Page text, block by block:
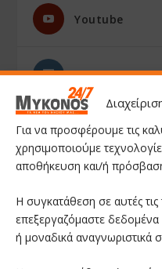
Για να προσφέρουμε τις
χρησιμοποιούμε
αποθήκευση και/ή
Η συγκατάθεση σε αυτές τις
επεξεργαζόμαστε
ή μοναδικά αναγνωριστικά
Youtube
Instagram